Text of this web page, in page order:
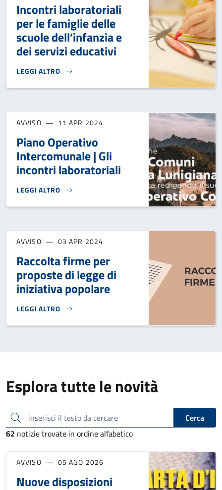
Incontri laboratoriali
per le famiglie delle
scuole dell’infanzia e
dei servizi educativi
LEGGI ALTRO
INCONTRI LABORATORIALI PER LE FAMIGLIE DELLE
AVVISO 11 APR 2024
Piano Operativo
Intercomunale | Gli
incontri laboratoriali
LEGGI ALTRO
PIANO OPERATIVO INTERCOMUNALE | GLI INCONTRI
AVVISO 03 APR 2024
Raccolta firme per
proposte di legge di
iniziativa popolare
LEGGI ALTRO
RACCOLTA FIRME PER PROPOSTE DI LEGGE DI INIZIATIVA
Esplora tutte le novità
inserisci il testo da cercare
Cerca
62 notizie trovate in ordine alfabetico
AVVISO 05 AGO 2026
Nuove disposizioni